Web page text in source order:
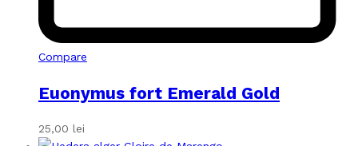
Compare
Euonymus fort Emerald Gold
25,00 lei